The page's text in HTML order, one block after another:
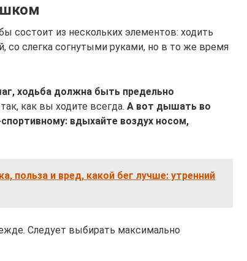
состоит из нескольких элементов: ходить
со слегка согнутыми руками, но в то же время
ходьба должна быть предельно
как вы ходите всегда. А вот дышать во
вдыхайте воздух носом,
польза и вред, какой бег лучше: утренний
Следует выбирать максимально